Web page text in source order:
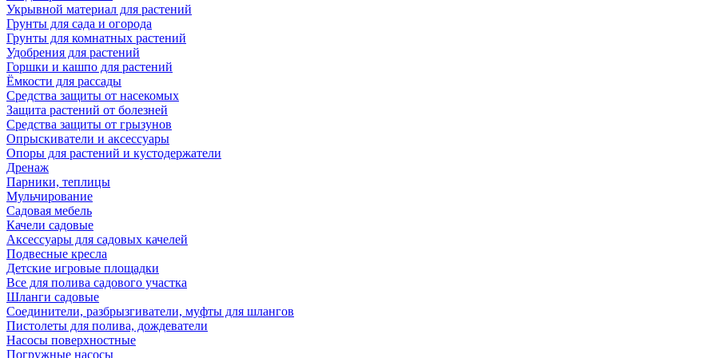
Укрывной материал для растений
Грунты для сада и огорода
Грунты для комнатных растений
Удобрения для растений
Горшки и кашпо для растений
Ёмкости для рассады
Средства защиты от насекомых
Защита растений от болезней
Средства защиты от грызунов
Опрыскиватели и аксессуары
Опоры для растений и кустодержатели
Дренаж
Парники, теплицы
Мульчирование
Садовая мебель
Качели садовые
Аксессуары для садовых качелей
Подвесные кресла
Детские игровые площадки
Все для полива садового участка
Шланги садовые
Соединители, разбрызгиватели, муфты для шлангов
Пистолеты для полива, дождеватели
Насосы поверхностные
Погружные насосы